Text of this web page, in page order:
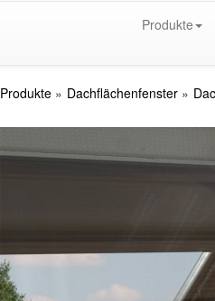
Produkte
Produkte Dachflächenfenster